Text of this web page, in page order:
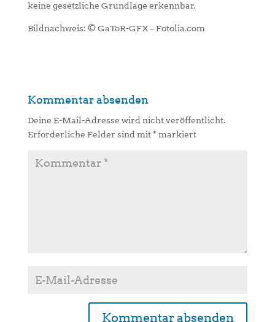
keine gesetzliche Grundlage erkennbar.
Bildnachweis: © GaToR-GFX – Fotolia.com
Kommentar absenden
Deine E-Mail-Adresse wird nicht veröffentlicht.
Erforderliche Felder sind mit* markiert